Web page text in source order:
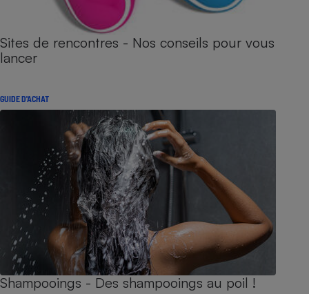
Sites de rencontres - Nos conseils pour vous
lancer
GUIDE D'ACHAT
Shampooings - Des shampooings au poil !